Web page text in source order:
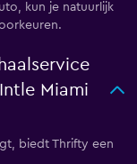
kun je natuurlijk
Miami
biedt Thrifty een